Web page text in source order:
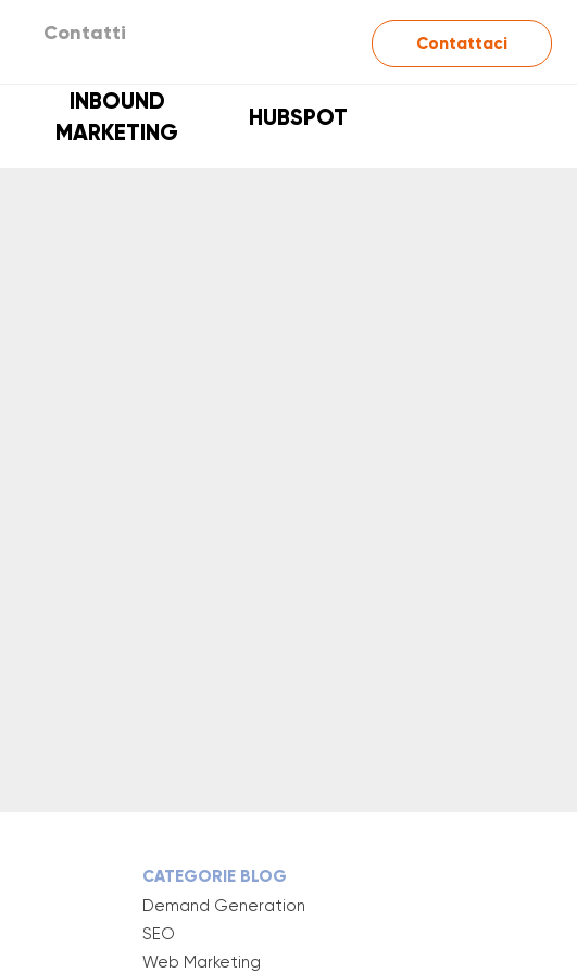
Contatti
INBOUND
MARKETING
HUBSPOT
Contattaci
CATEGORIE BLOG
Demand Generation
SEO
Web Marketing